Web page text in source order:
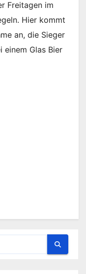
Freitagen im
Hier kommt
an, die Sieger
einem Glas Bier